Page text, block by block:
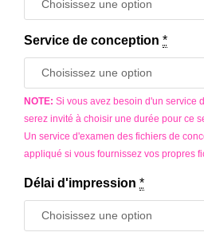
Service de conception *
NOTE: Si vous avez besoin d'un service
serez invité à choisir une durée pour ce
Un service d'examen des fichiers de
appliqué si vous fournissez vos propres
Délai d'impression *